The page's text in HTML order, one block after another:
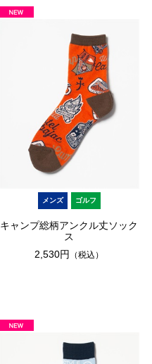
メンズ ゴルフ
キャンプ総柄アンクル丈ソック
ス
2,530円
（税込）